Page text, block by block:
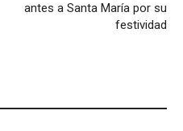
antes a Santa María por su
festividad